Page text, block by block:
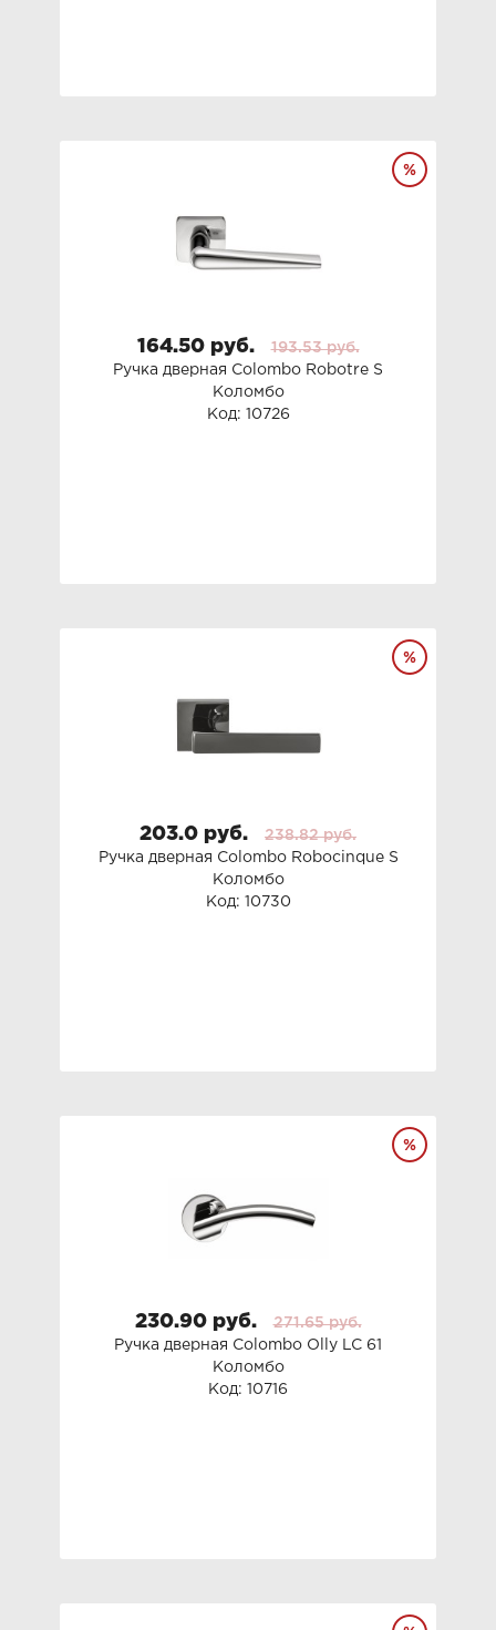
164.50 руб.
193.53 руб.
Ручка дверная Colombo Robotre S
Коломбо
Код: 10726
203.0 руб.
238.82 руб.
Ручка дверная Colombo Roboсinque S
Коломбо
Код: 10730
230.90 руб.
271.65 руб.
Ручка дверная Colombo Olly LC 61
Коломбо
Код: 10716